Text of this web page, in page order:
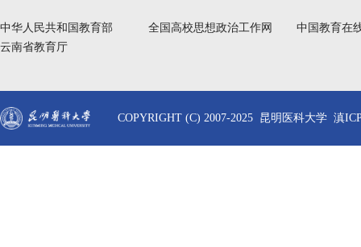
中华人民共和国教育部 全国高校思想政治工作网
中国教育在
云南省教育厅
COPYRIGHT (C) 2007-2025 昆明医科大学 滇